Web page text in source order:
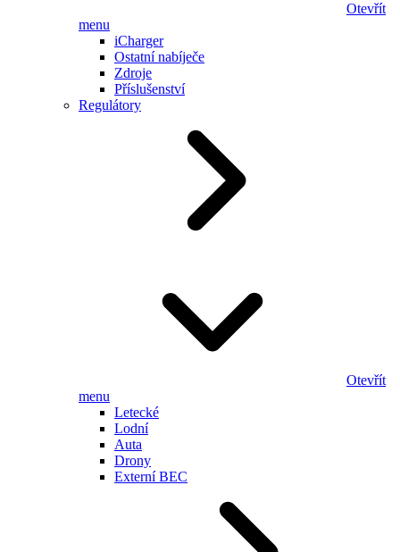
Otevřít
menu
iCharger
Ostatní nabíječe
Zdroje
Příslušenství
Regulátory
Otevřít
menu
Letecké
Lodní
Auta
Drony
Externí BEC